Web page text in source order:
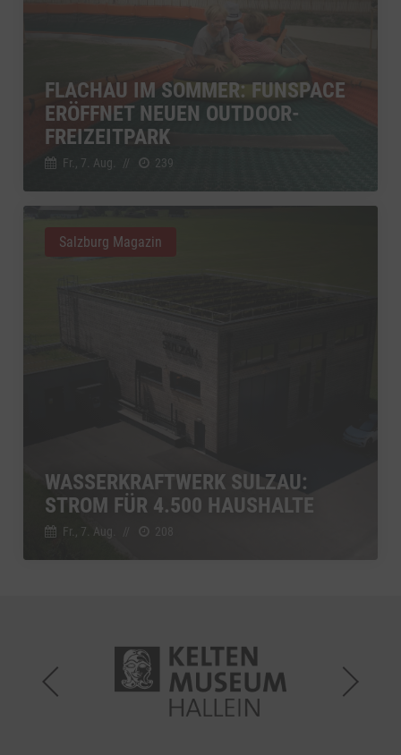
FLACHAU IM SOMMER: FUNSPACE
ERÖFFNET NEUEN OUTDOOR-
FREIZEITPARK
Fr., 7. Aug. // 239
WASSERKRAFTWERK SULZAU:
STROM FÜR 4.500 HAUSHALTE
Fr., 7. Aug.
Salzburg Magazin